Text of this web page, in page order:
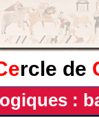
rcle de
: